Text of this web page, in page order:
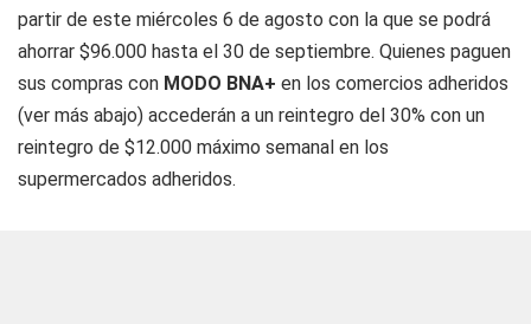
partir de este miércoles 6 de agosto con la que se podrá
ahorrar $96.000 hasta el 30 de septiembre. Quienes paguen
sus compras con MODO BNA+ en los comercios adheridos
(ver más abajo) accederán a un reintegro del 30% con un
reintegro de $12.000 máximo semanal en los
supermercados adheridos.